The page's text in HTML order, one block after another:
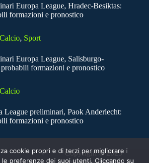
Europa League, Hradec-Besiktas:
formazioni e pronostico
Calcio, Sport
Europa League, Salisburgo-
probabili formazioni e pronostico
Calcio
League preliminari, Paok Anderlecht:
formazioni e pronostico
Copyright © 2025
cookie propri e di terzi per migliorare i
le preferenze dei suoi utenti. Cliccando su